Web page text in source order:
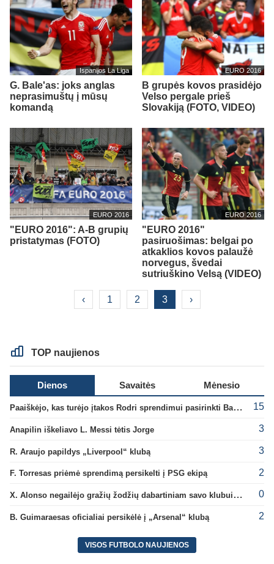
Ispanijos La Liga
G. Bale'as: joks anglas
neprasimuštų į mūsų
komandą
EURO 2016
B grupės kovos prasidėjo
Velso pergale prieš
Slovakiją (FOTO, VIDEO)
EURO 2016
"EURO 2016": A-B grupių
pristatymas (FOTO)
EURO 2016
"EURO 2016"
pasiruošimas: belgai po
atkaklios kovos palaužė
norvegus, švedai
sutriuškino Velsą (VIDEO)
‹ 1 2 3 ›
TOP naujienos
Dienos Savaitės Mėnesio
Paaiškėjo, kas turėjo įtakos Rodri sprendimui pasirinkti Barselonos pusę 15
Anapilin iškeliavo L. Messi tėtis Jorge 3
R. Araujo papildys „Liverpool“ klubą 3
F. Torresas priėmė sprendimą persikelti į PSG ekipą 2
X. Alonso negailėjo gražių žodžių dabartiniam savo klubui „Chelsea“ 0
B. Guimaraesas oficialiai persikėlė į „Arsenal“ klubą 2
VISOS FUTBOLO NAUJIENOS